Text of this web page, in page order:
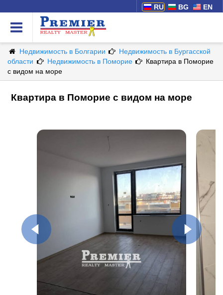
RU BG EN
Недвижимость в Болгарии
Недвижимость в Бургасской
области
Недвижимость в Поморие
Квартира в Поморие
с видом на море
Квартира в Поморие с видом на море